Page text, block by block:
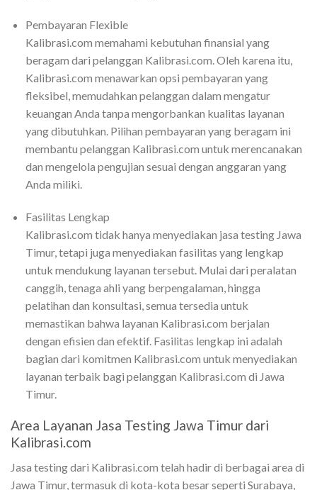
Pembayaran Flexible
Kalibrasi.com memahami kebutuhan finansial yang
beragam dari pelanggan Kalibrasi.com. Oleh karena itu,
Kalibrasi.com menawarkan opsi pembayaran yang
fleksibel, memudahkan pelanggan dalam mengatur
keuangan Anda tanpa mengorbankan kualitas layanan
yang dibutuhkan. Pilihan pembayaran yang beragam ini
membantu pelanggan Kalibrasi.com untuk merencanakan
dan mengelola pengujian sesuai dengan anggaran yang
Anda miliki.
Fasilitas Lengkap
Kalibrasi.com tidak hanya menyediakan jasa testing Jawa
Timur, tetapi juga menyediakan fasilitas yang lengkap
untuk mendukung layanan tersebut. Mulai dari peralatan
canggih, tenaga ahli yang berpengalaman, hingga
pelatihan dan konsultasi, semua tersedia untuk
memastikan bahwa layanan Kalibrasi.com berjalan
dengan efisien dan efektif. Fasilitas lengkap ini adalah
bagian dari komitmen Kalibrasi.com untuk menyediakan
layanan terbaik bagi pelanggan Kalibrasi.com di Jawa
Timur.
Area Layanan Jasa Testing Jawa Timur dari
Kalibrasi.com
Jasa testing dari Kalibrasi.com telah hadir di berbagai area di
Jawa Timur, termasuk di kota-kota besar seperti Surabaya,